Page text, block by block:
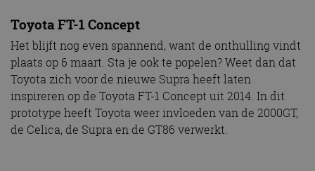
Toyota FT-1 Concept
Het blijft nog even spannend, want de onthulling vindt
plaats op 6 maart. Sta je ook te popelen? Weet dan dat
Toyota zich voor de nieuwe Supra heeft laten
inspireren op de Toyota FT-1 Concept uit 2014. In dit
prototype heeft Toyota weer invloeden van de 2000GT,
de Celica, de Supra en de GT86 verwerkt.